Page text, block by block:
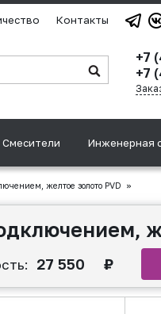
Контакты
+7
+7
Смесители Инженерная
желтое золото PVD »
27 550 ₽